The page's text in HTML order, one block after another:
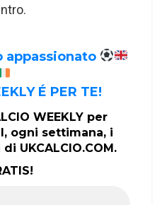
appassionato
É PER TE!
WEEKLY per
ogni settimana, i
UKCALCIO.COM.